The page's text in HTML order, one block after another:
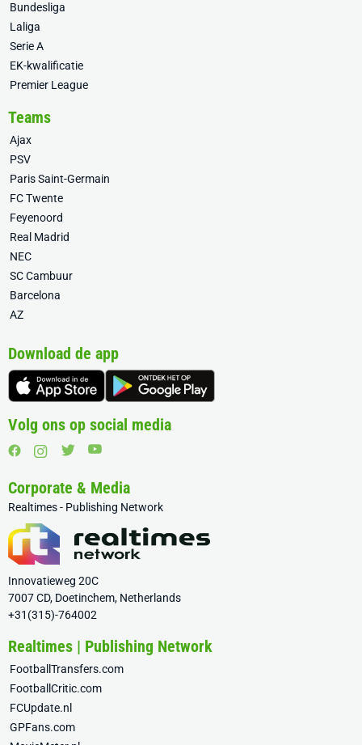
Bundesliga
Laliga
Serie A
EK-kwalificatie
Premier League
Teams
Ajax
PSV
Paris Saint-Germain
FC Twente
Feyenoord
Real Madrid
NEC
SC Cambuur
Barcelona
AZ
Download de app
Volg ons op social media
Corporate & Media
Realtimes - Publishing Network
Innovatieweg 20C
7007 CD, Doetinchem, Netherlands
+31(315)-764002
Realtimes | Publishing Network
FootballTransfers.com
FootballCritic.com
FCUpdate.nl
GPFans.com